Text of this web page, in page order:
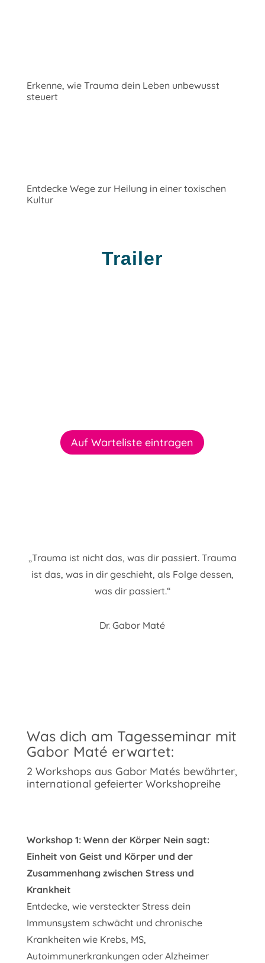
Erkenne, wie Trauma dein Leben unbewusst
steuert
Entdecke Wege zur Heilung in einer toxischen
Kultur
Trailer
Auf Warteliste eintragen
„Trauma ist nicht das, was dir passiert. Trauma
ist das, was in dir geschieht, als Folge dessen,
was dir passiert.“
Dr. Gabor Maté​
Was dich am Tagesseminar mit
Gabor Maté erwartet:
2 Workshops aus Gabor Matés bewährter,
international gefeierter Workshopreihe
Workshop 1: Wenn der Körper Nein sagt:
Einheit von Geist und Körper und der
Zusammenhang zwischen Stress und
Krankheit
Entdecke, wie versteckter Stress dein
Immunsystem schwächt und chronische
Krankheiten wie Krebs, MS,
Autoimmunerkrankungen oder Alzheimer